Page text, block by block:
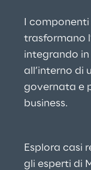
I
trasformano
integrando
all’interno di
governata e
business.
Esplora casi
gli esperti di